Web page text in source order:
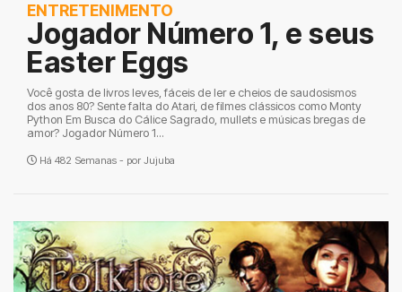
ENTRETENIMENTO
Jogador Número 1, e seus
Easter Eggs
Você gosta de livros leves, fáceis de ler e cheios de saudosismos
dos anos 80? Sente falta do Atari, de filmes clássicos como Monty
Python Em Busca do Cálice Sagrado, mullets e músicas bregas de
amor? Jogador Número 1...
Há 482 Semanas - por Jujuba